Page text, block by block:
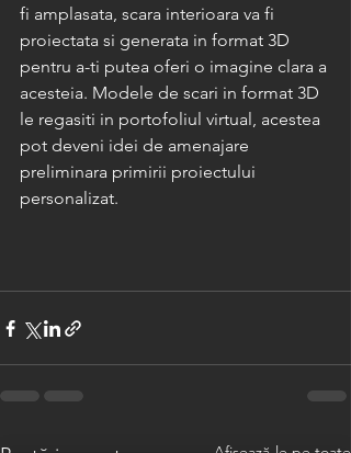
fi amplasata, scara interioara va fi
proiectata si generata in format 3D
pentru a-ti putea oferi o imagine clara a
acesteia. Modele de scari in format 3D
le regasiti in portofoliul virtual, acestea
pot deveni idei de amenajare
preliminara primirii proiectului
personalizat.